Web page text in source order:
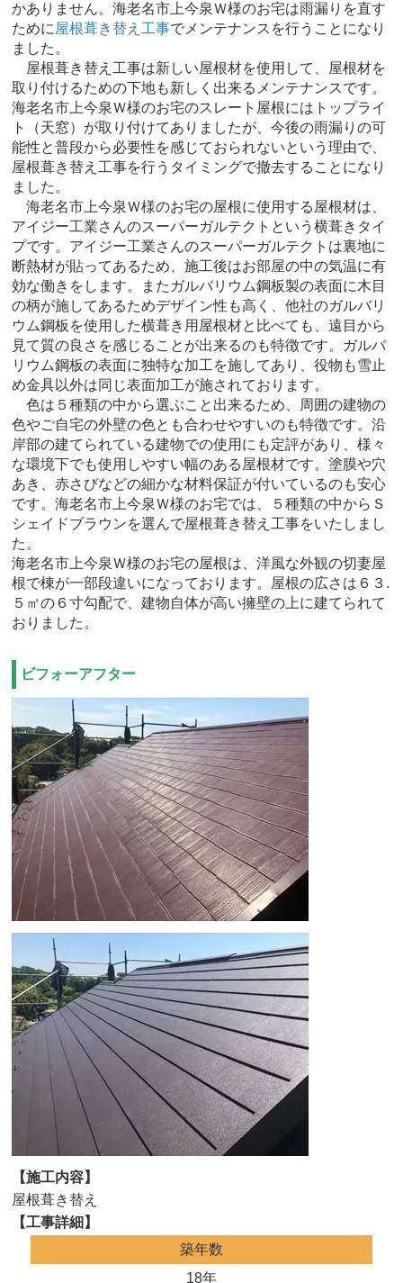
かありません。海老名市上今泉Ｗ様のお宅は雨漏りを直す
ために 屋根葺き替え工事でメンテナンスを行うことになり
ました。
屋根葺き替え工事は新しい屋根材を使用して、屋根材を
取り付けるための下地も新しく出来るメンテナンスです。
海老名市上今泉Ｗ様のお宅のスレート屋根にはトップライ
ト（天窓）が取り付けてありましたが、今後の雨漏りの可
能性と普段から必要性を感じておられないという理由で、
屋根葺き替え工事を行うタイミングで撤去することになり
ました。
海老名市上今泉Ｗ様のお宅の屋根に使用する屋根材は、
アイジー工業さんのスーパーガルテクトという横葺きタイ
プです。アイジー工業さんのスーパーガルテクトは裏地に
断熱材が貼ってあるため、施工後はお部屋の中の気温に有
効な働きをします。またガルバリウム鋼板製の表面に木目
の柄が施してあるためデザイン性も高く、他社のガルバリ
ウム鋼板を使用した横葺き用屋根材と比べても、遠目から
見て質の良さを感じることが出来るのも特徴です。ガルバ
リウム鋼板の表面に独特な加工を施してあり、役物も雪止
め金具以外は同じ表面加工が施されております。
色は５種類の中から選ぶこと出来るため、周囲の建物の
色やご自宅の外壁の色とも合わせやすいのも特徴です。沿
岸部の建てられている建物での使用にも定評があり、様々
な環境下でも使用しやすい幅のある屋根材です。塗膜や穴
あき、赤さびなどの細かな材料保証が付いているのも安心
です。海老名市上今泉Ｗ様のお宅では、５種類の中からＳ
シェイドブラウンを選んで屋根葺き替え工事をいたしまし
た。
海老名市上今泉Ｗ様のお宅の屋根は、洋風な外観の切妻屋
根で棟が一部段違いになっております。屋根の広さは６３.
５㎡の６寸勾配で、建物自体が高い擁壁の上に建てられて
おりました。
ビフォーアフター
【施工内容】
屋根葺き替え
【工事詳細】
築年数
18年